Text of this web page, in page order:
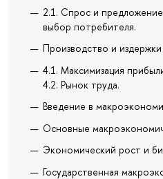
2.1. Спрос и
выбор потребителя.
Производство и
4.1. Максимизация
4.2. Рынок труда.
Введение в
Основные
Экономический рост и
Государственная